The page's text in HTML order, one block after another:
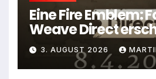
Eine Fire Emblem:
Weave Direct
August
3. AUGUST 2026